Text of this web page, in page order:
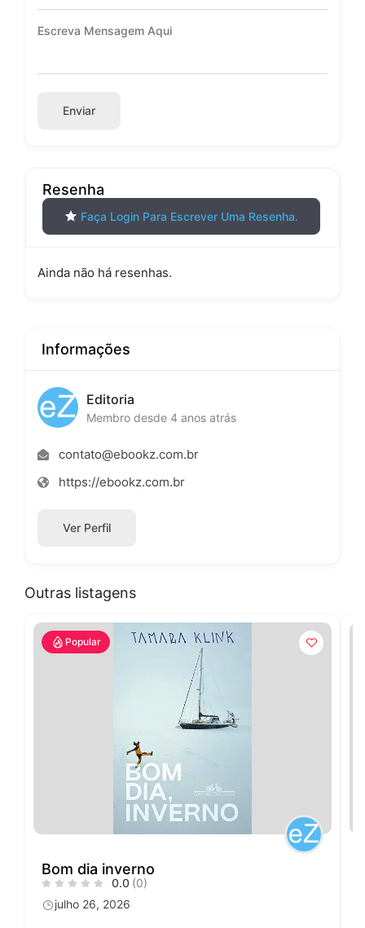
Enviar
Resenha
Faça Login Para Escrever Uma Resenha.
Ainda não há resenhas.
Informações
Editoria
Membro desde 4 anos atrás
contato@ebookz.com.br
https://ebookz.com.br
Ver Perfil
Outras listagens
Popular
Bom dia inverno
0.0 (0)
julho 26, 2026